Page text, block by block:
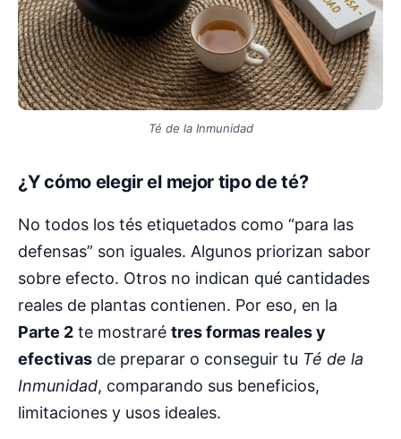
Té de la Inmunidad
¿Y cómo elegir el mejor tipo de té?
No todos los tés etiquetados como “para las
defensas” son iguales. Algunos priorizan sabor
sobre efecto. Otros no indican qué cantidades
reales de plantas contienen. Por eso, en la
Parte 2 te mostraré tres formas reales y
efectivas de preparar o conseguir tu Té de la
Inmunidad, comparando sus beneficios,
limitaciones y usos ideales.